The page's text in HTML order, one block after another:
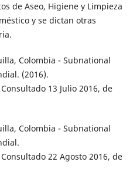
de Aseo, Higiene y Limpieza
y se dictan otras
Colombia - Subnational
(2016).
13 Julio 2016, de
Colombia - Subnational
22 Agosto 2016, de